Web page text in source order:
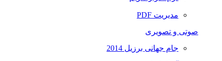
مدیریت PDF
صوتی و تصویری
جام جهانی برزیل 2014